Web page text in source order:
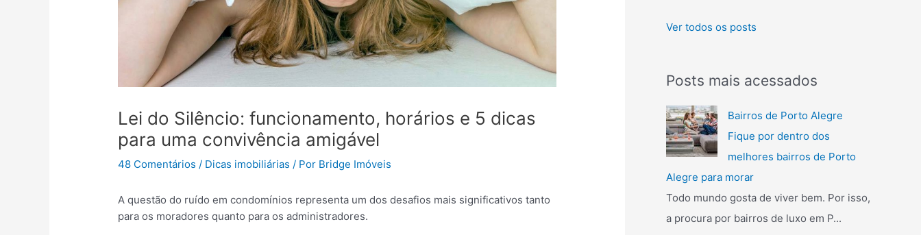
Lei do Silêncio: funcionamento, horários e 5 dicas
para uma convivência amigável
48 Comentários / Dicas imobiliárias / Por Bridge Imóveis
A questão do ruído em condomínios representa um dos desafios mais significativos tanto
para os moradores quanto para os administradores.
Ver todos os posts
Posts mais acessados
Bairros de Porto Alegre
Fique por dentro dos
melhores bairros de Porto
Alegre para morar
Todo mundo gosta de viver bem. Por isso,
a procura por bairros de luxo em P...